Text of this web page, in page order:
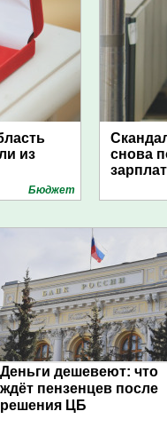
из
Бюджет
снова
Деньги дешевеют: что
ждёт пензенцев после
решения ЦБ